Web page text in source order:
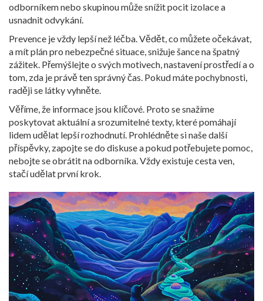
odborníkem nebo skupinou může snížit pocit izolace a
usnadnit odvykání.
Prevence je vždy lepší než léčba. Vědět, co můžete očekávat,
a mít plán pro nebezpečné situace, snižuje šance na špatný
zážitek. Přemýšlejte o svých motivech, nastavení prostředí a o
tom, zda je právě ten správný čas. Pokud máte pochybnosti,
raději se látky vyhněte.
Věříme, že informace jsou klíčové. Proto se snažíme
poskytovat aktuální a srozumitelné texty, které pomáhají
lidem udělat lepší rozhodnutí. Prohlédněte si naše další
příspěvky, zapojte se do diskuse a pokud potřebujete pomoc,
nebojte se obrátit na odborníka. Vždy existuje cesta ven,
stačí udělat první krok.